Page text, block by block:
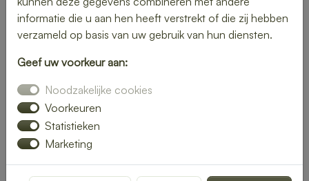
Castricum – vers, snel en
smaakvol
maken? Laat je lunch bezorgen in Castricum en geniet van
verse, smaakvolle gerechten zonder gedoe. Of je nu op
kantoor bent, thuiswerkt of gewoon zin hebt in een
ontspannen middagpauze, een bezorgde lunch is altijd een
warme maaltijden – er is altijd iets dat perfect aansluit bij
informatie die u aan hen heeft verstrekt of die zij hebben
verzameld op basis van uw gebruik van hun diensten.
Geef uw voorkeur aan:
Noodzakelijke cookies
Voorkeuren
Statistieken
Marketing